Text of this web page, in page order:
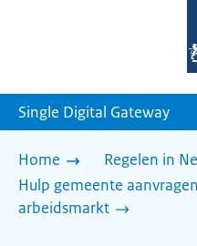
Single Digital Gateway
Home
Regelen in
Hulp gemeente
arbeidsmarkt